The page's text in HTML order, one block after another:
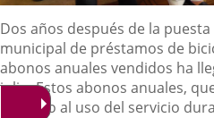
Descripción
Dos años después de la
municipal de préstamos de
abonos anuales vendidos ha
julio. Estos abonos anuales,
derecho al uso del servicio